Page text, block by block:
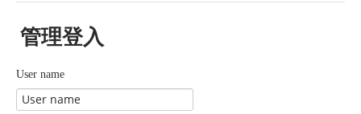
管理登入
User name